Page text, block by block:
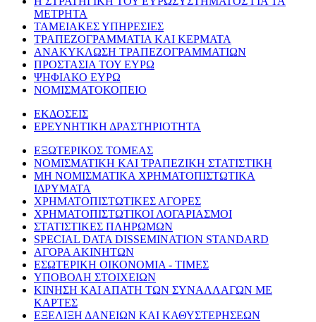
ΜΕΤΡΗΤΑ
ΤΑΜΕΙΑΚΕΣ ΥΠΗΡΕΣΙΕΣ
ΤΡΑΠΕΖΟΓΡΑΜΜΑΤΙΑ ΚΑΙ ΚΕΡΜΑΤΑ
ΑΝΑΚΥΚΛΩΣΗ ΤΡΑΠΕΖΟΓΡΑΜΜΑΤΙΩΝ
ΠΡΟΣΤΑΣΙΑ ΤΟΥ ΕΥΡΩ
ΨΗΦΙΑΚΟ ΕΥΡΩ
ΝΟΜΙΣΜΑΤΟΚΟΠΕΙΟ
ΕΚΔΟΣΕΙΣ
ΕΡΕΥΝΗΤΙΚΗ ΔΡΑΣΤΗΡΙΟΤΗΤΑ
ΕΞΩΤΕΡΙΚΟΣ ΤΟΜΕΑΣ
ΝΟΜΙΣΜΑΤΙΚΗ ΚΑΙ ΤΡΑΠΕΖΙΚΗ ΣΤΑΤΙΣΤΙΚΗ
ΜΗ ΝΟΜΙΣΜΑΤΙΚΑ ΧΡΗΜΑΤΟΠΙΣΤΩΤΙΚΑ
ΙΔΡΥΜΑΤΑ
ΧΡΗΜΑΤΟΠΙΣΤΩΤΙΚΕΣ ΑΓΟΡΕΣ
ΧΡΗΜΑΤΟΠΙΣΤΩΤΙΚΟΙ ΛΟΓΑΡΙΑΣΜΟΙ
ΣΤΑΤΙΣΤΙΚΕΣ ΠΛΗΡΩΜΩΝ
SPECIAL DATA DISSEMINATION STANDARD
ΑΓΟΡΑ ΑΚΙΝΗΤΩΝ
ΕΣΩΤΕΡΙΚΗ ΟΙΚΟΝΟΜΙΑ - ΤΙΜΕΣ
ΥΠΟΒΟΛΗ ΣΤΟΙΧΕΙΩΝ
ΚΙΝΗΣΗ ΚΑΙ ΑΠΑΤΗ ΤΩΝ ΣΥΝΑΛΛΑΓΩΝ ΜΕ
ΚΑΡΤΕΣ
ΕΞΕΛΙΞΗ ΔΑΝΕΙΩΝ ΚΑΙ ΚΑΘΥΣΤΕΡΗΣΕΩΝ